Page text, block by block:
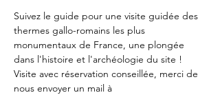
Suivez le guide pour une visite guidée des
thermes gallo-romains les plus
monumentaux de France, une plongée
dans l'histoire et l'archéologie du site !
Visite avec réservation conseillée, merci de
nous envoyer un mail à